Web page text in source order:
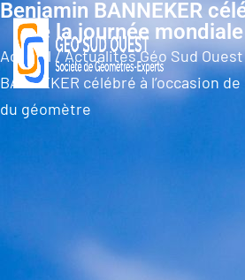
Benjamin BANNEKER
de la journée
Accueil/Actualités Géo Sud Ouest
BANNEKER célébré à l’occasion
du géomètre